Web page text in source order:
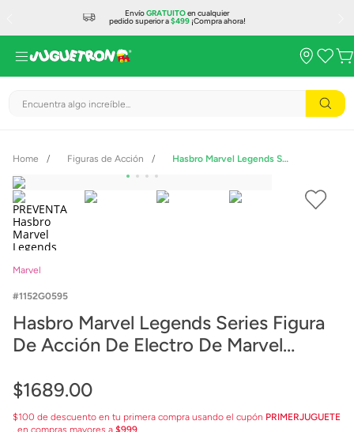
EnvíoGRATUITOen cualquier
pedido superior a$499¡Compra ahora!
Encuentra algo increíble...
Figuras de Acción Hasbro Marvel Legends Series Figura De Acción De Electro De Marvel G0595
Marvel
1152G0595
Hasbro Marvel Legends Series Figura
De Acción De Electro De Marvel
$1689.00
$100 de descuento en tu primera compra usando el cupón PRIMERJUGUETE
, en compras mayores a $999.